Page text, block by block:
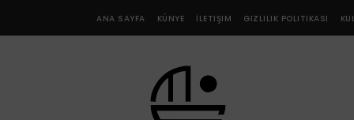
ANA SAYFA KÜNYE İLETIŞIM GIZLILIK POLITIKASI